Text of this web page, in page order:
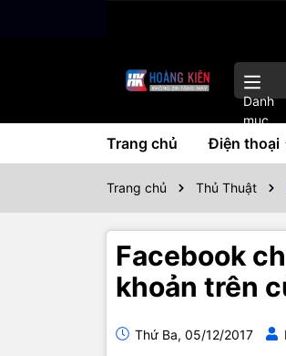
Danh
mục
Trang chủ Điện thoại
Trang chủ Thủ Thuật
Facebook
khoản trên
Thứ Ba, 05/12/2017